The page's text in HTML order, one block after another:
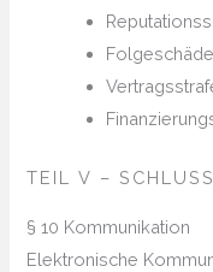
TEIL V –
§ 10 Kommunikation
Elektronische